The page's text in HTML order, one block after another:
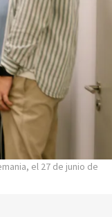
el 27 de junio de